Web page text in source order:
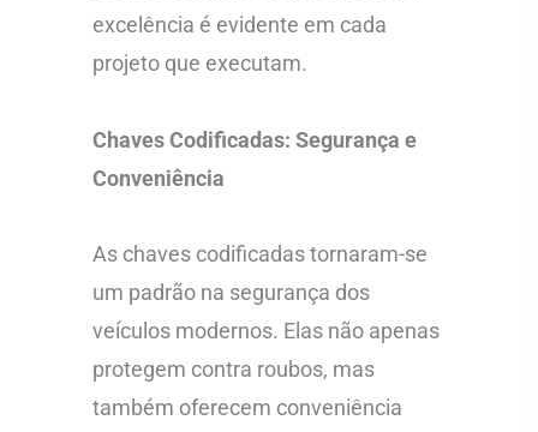
excelência é evidente em cada
projeto que executam.
Chaves Codificadas: Segurança e
Conveniência
As chaves codificadas tornaram-se
um padrão na segurança dos
veículos modernos. Elas não apenas
protegem contra roubos, mas
também oferecem conveniência